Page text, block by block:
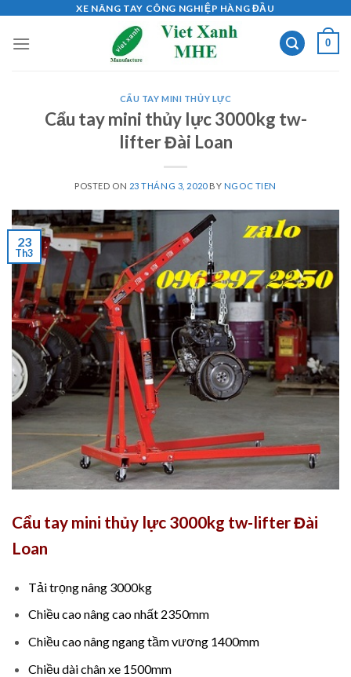
content
XE NÂNG TAY CÔNG NGHIỆP HÀNG ĐẦU
0
CẨU TAY MINI THỦY LỰC
Cẩu tay mini thủy lực 3000kg tw-
lifter Đài Loan
POSTED ON 23 THÁNG 3, 2020BY NGOC TIEN
23
Th3
Cẩu tay mini thủy lực 3000kg tw-lifter Đài
Loan
Tải trọng nâng 3000kg
Chiều cao nâng cao nhất 2350mm
Chiều cao nâng ngang tầm vương 1400mm
Chiều dài chân xe 1500mm